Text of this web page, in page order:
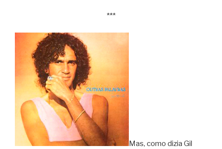
***
Mas, como dizia Gil